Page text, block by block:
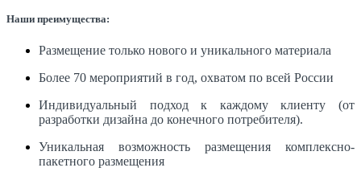
Наши преимущества:
Размещение только нового и уникального материала
Более 70 мероприятий в год, охватом по всей России
Индивидуальный подход к каждому клиенту (от
разработки дизайна до конечного потребителя).
Уникальная возможность размещения комплексно-
пакетного размещения